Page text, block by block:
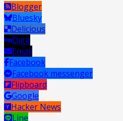
Blogger
Bluesky
Delicious
Digg
Email
Facebook
Facebook messenger
Flipboard
Google
Hacker News
Line